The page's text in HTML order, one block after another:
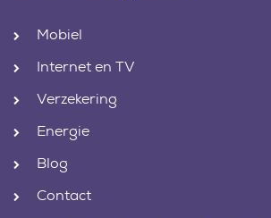
Mobiel
Internet en TV
Verzekering
Energie
Blog
Contact